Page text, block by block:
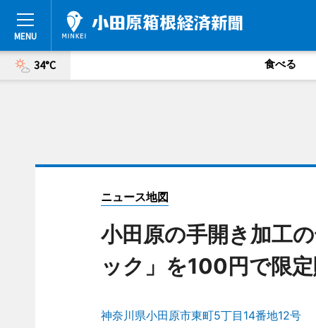
34°C 食べる
ニュース地図
小田原の手開き加工
ック」を100円で限
神奈川県小田原市東町5丁目14番地12号